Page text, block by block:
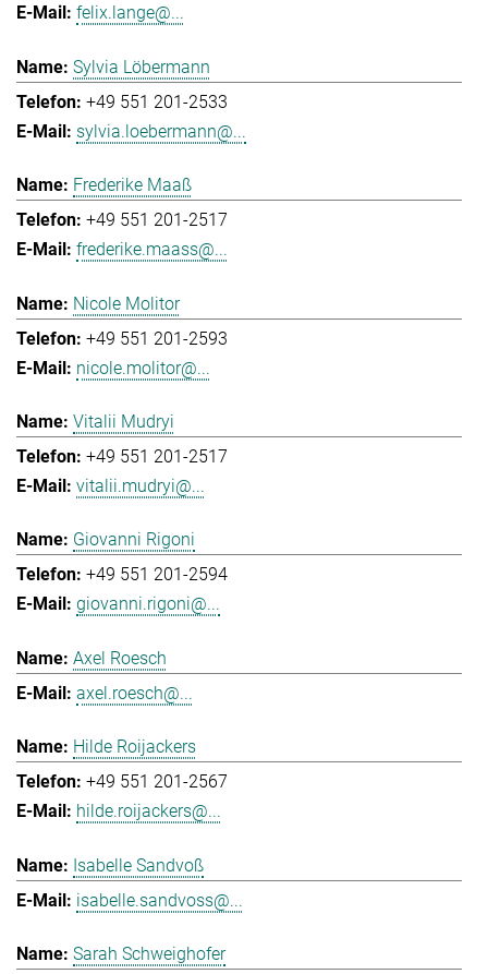
felix.lange@...
Sylvia Löbermann
+49 551 201-2533
sylvia.loebermann@...
Frederike Maaß
+49 551 201-2517
frederike.maass@...
Nicole Molitor
+49 551 201-2593
nicole.molitor@...
Vitalii Mudryi
+49 551 201-2517
vitalii.mudryi@...
Giovanni Rigoni
+49 551 201-2594
giovanni.rigoni@...
Axel Roesch
axel.roesch@...
Hilde Roijackers
+49 551 201-2567
hilde.roijackers@...
Isabelle Sandvoß
isabelle.sandvoss@...
Sarah Schweighofer